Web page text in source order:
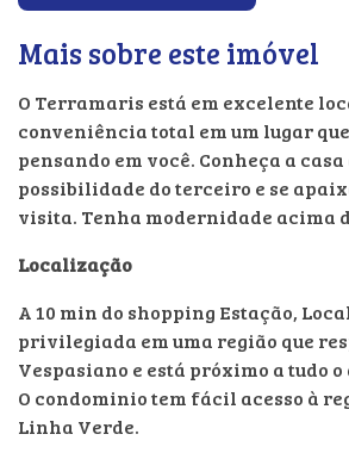
Mais sobre este imóvel
O Terramaris está em excelente
conveniência total em um lugar
pensando em você. Conheça a
possibilidade do terceiro e se
visita. Tenha modernidade acima
Localização
A 10 min do shopping Estação,
privilegiada em uma região que
Vespasiano e está próximo a tudo
O condominio tem fácil acesso à
Linha Verde.